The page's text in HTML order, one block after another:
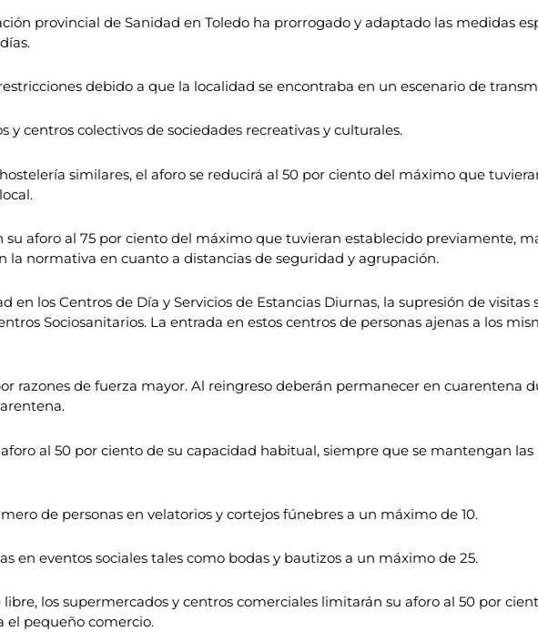
provincial de Sanidad en Toledo ha prorrogado y adaptado las medidas
debido a que la localidad se encontraba en un escenario de
y centros colectivos de sociedades recreativas y culturales.
similares, el aforo se reducirá al 50 por ciento del máximo que
su aforo al 75 por ciento del máximo que tuvieran establecido previamente,
la normativa en cuanto a distancias de seguridad y agrupación.
los Centros de Día y Servicios de Estancias Diurnas, la supresión de visitas
Sociosanitarios. La entrada en estos centros de personas ajenas a los
razones de fuerza mayor. Al reingreso deberán permanecer en cuarentena
al 50 por ciento de su capacidad habitual, siempre que se mantengan
de personas en velatorios y cortejos fúnebres a un máximo de 10.
en eventos sociales tales como bodas y bautizos a un máximo de 25.
los supermercados y centros comerciales limitarán su aforo al 50 por
el pequeño comercio.